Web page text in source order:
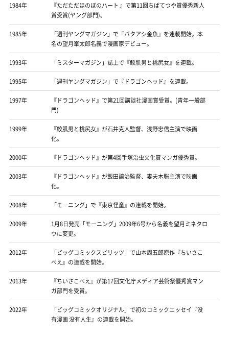
1984年
『ただただほのぼのハート 』で第11回ちばてつや賞優秀新人
賞受賞(ヤング部門)。
1985年
「週刊ヤングマガジン」で『バタアシ金魚』を連載開始。本
名の望月峯太郎名義で漫画家デビュー。
1993年 「ミスターマガジン」誌上で『鮫肌男と桃尻女』を連載。
1995年 「週刊ヤングマガジン」で『ドラゴンヘッド』を連載。
1997年
『ドラゴンヘッド』で第21回講談社漫画賞受賞。(青年一般部
門)
1999年
『鮫肌男と桃尻女』が石井克人監督、浅野忠信主演で映画
化。
2000年 『ドラゴンヘッド』が第4回手塚治虫文化賞マンガ優秀賞。
2003年
『ドラゴンヘッド』が飯田譲治監督、妻夫木聡主演で映画
化。
2008年 「モーニング」で『東京怪童』の連載を開始。
2009年
1月8日発売「モーニング」2009年6号から名義を望月ミネタロ
ウに変更。
2012年
「ビッグコミックスピリッツ」で山本周五郎原作『ちいさこ
べえ』の連載を開始。
2013年
『ちいさこべえ』が第17回文化庁メディア芸術祭優秀賞マン
ガ部門を受賞。
2022年
「ビッグコミックオリジナル」で初のコミックエッセイ『没
有漫画 没有人生』の連載を開始。